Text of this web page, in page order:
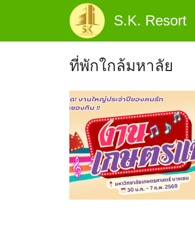
S.K. Resort
ที่พักใกล้มหาลัย